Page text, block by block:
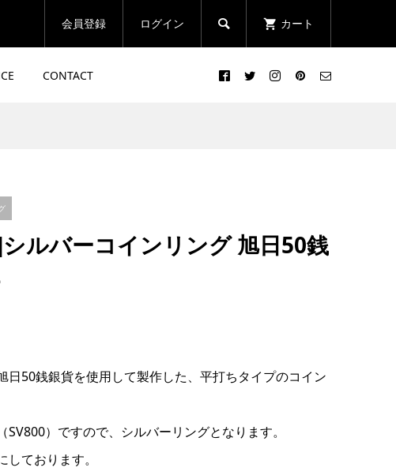
会員登録 ログイン  カート
CONTACT
ルバーコインリング 旭日50銭
日50銭銀貨を使用して製作した、平打ちタイプのコイン
SV800）ですので、シルバーリングとなります。
ております。